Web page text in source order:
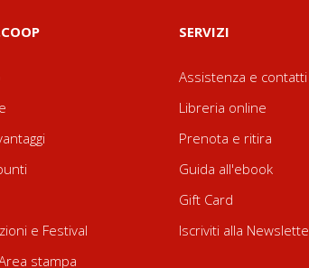
e Festival
stampa
SERVIZI
Assistenza e contatti
Libreria online
Prenota e ritira
Guida all'ebook
Gift Card
Iscriviti alla